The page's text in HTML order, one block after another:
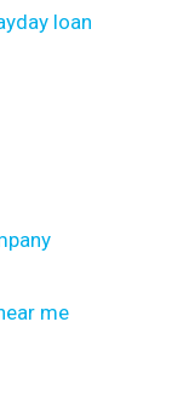
loan
me